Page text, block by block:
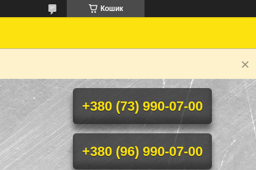
Кошик
+380 (73) 990-07-00
+380 (96) 990-07-00